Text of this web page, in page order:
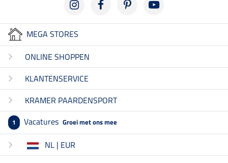
MEGA STORES
ONLINE SHOPPEN
KLANTENSERVICE
KRAMER PAARDENSPORT
1 Vacatures Groei met ons mee
NL | EUR